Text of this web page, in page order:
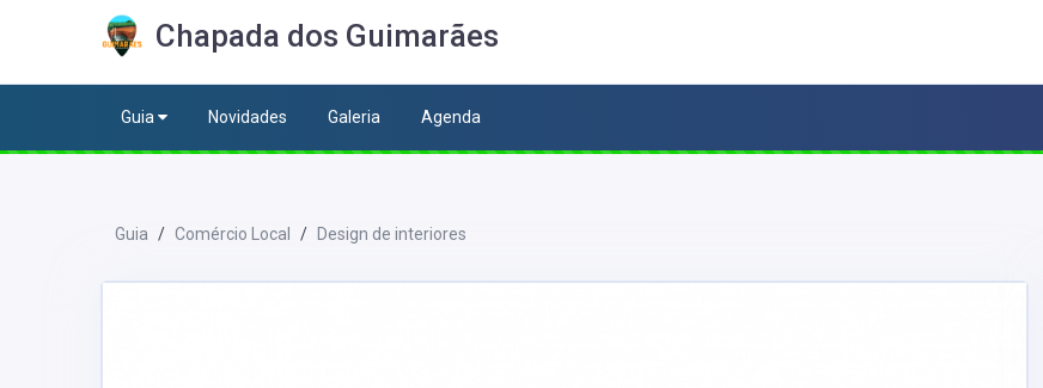
Chapada dos Guimarães
Guia Novidades Galeria Agenda
Guia Comércio Local Design de interiores